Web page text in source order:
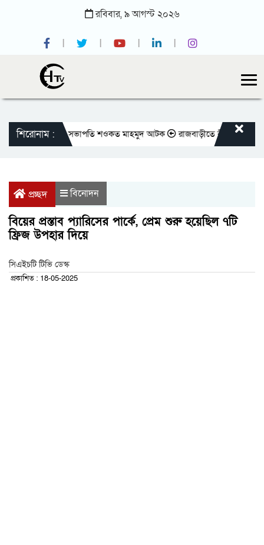
রবিবার,৯আগস্ট ২০২৬
শিরোনাম :
সাবেক সভাপতি শওকত মাহমুদ আটক রাজবাড়ীতে বীর মুক্তিযোদ্ধাদের
প্রচ্ছদ বিনোদন
বিয়ের প্রস্তাব প্যারিসের পার্কে, প্রেম শুরু হয়েছিল ৭টি
ফ্রিজ উপহার দিয়ে
সিএইচটি টিভি ডেস্ক
প্রকাশিত : 18-05-2025